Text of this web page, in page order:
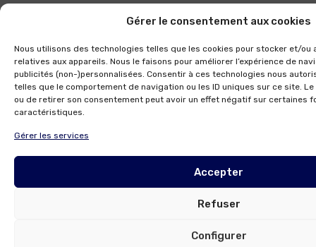
Gérer le consentement aux cookies
Nous utilisons des technologies telles que les cookies pour stocker et/ou
relatives aux appareils. Nous le faisons pour améliorer l’expérience de
publicités (non-)personnalisées. Consentir à ces technologies nous
telles que le comportement de navigation ou les ID uniques sur ce site.
ou de retirer son consentement peut avoir un effet négatif sur certaines
caractéristiques.
Gérer les services
Accepter
Refuser
Configurer